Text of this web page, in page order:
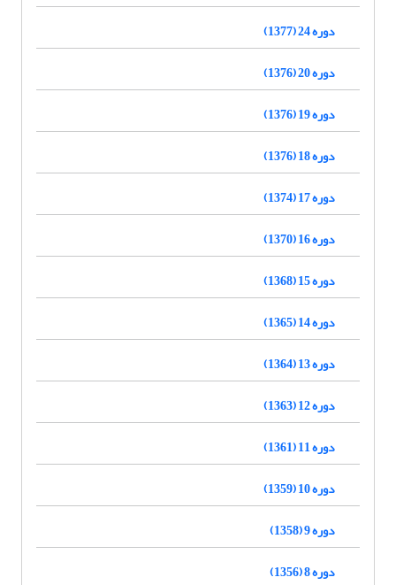
دوره 24 (1377)
دوره 20 (1376)
دوره 19 (1376)
دوره 18 (1376)
دوره 17 (1374)
دوره 16 (1370)
دوره 15 (1368)
دوره 14 (1365)
دوره 13 (1364)
دوره 12 (1363)
دوره 11 (1361)
دوره 10 (1359)
دوره 9 (1358)
دوره 8 (1356)